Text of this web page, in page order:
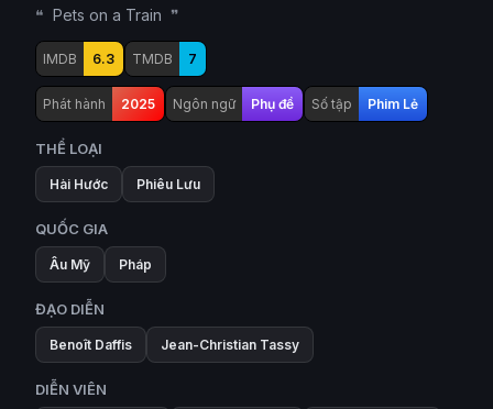
Pets on a Train
IMDB 6.3 TMDB 7
Phát hành 2025 Ngôn ngữ Phụ đề Số tập Phim Lẻ
THỂ LOẠI
Hài Hước Phiêu Lưu
QUỐC GIA
Âu Mỹ Pháp
ĐẠO DIỄN
Benoît Daffis Jean-Christian Tassy
DIỄN VIÊN